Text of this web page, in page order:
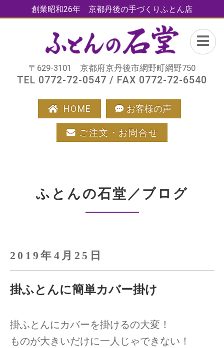
創業昭和26年 京都丹後の手づくりふとん店
〒629-3101 京都府京丹後市網野町網野750
TEL 0772-72-0547 / FAX 0772-72-6540
HOME お客様の声
ご注文・お問合せ
ふとんの石堂／ブログ
2019年4月25日
掛ふとんに簡単カバー掛け
掛ふとんにカバーを掛けるの大変！
ものが大きいだけに一人じゃできない！